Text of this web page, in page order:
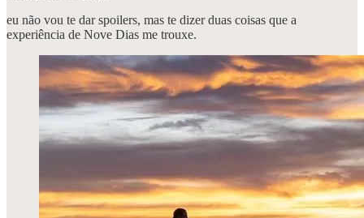
eu não vou te dar spoilers, mas te dizer duas coisas que a
experiência de Nove Dias me trouxe.